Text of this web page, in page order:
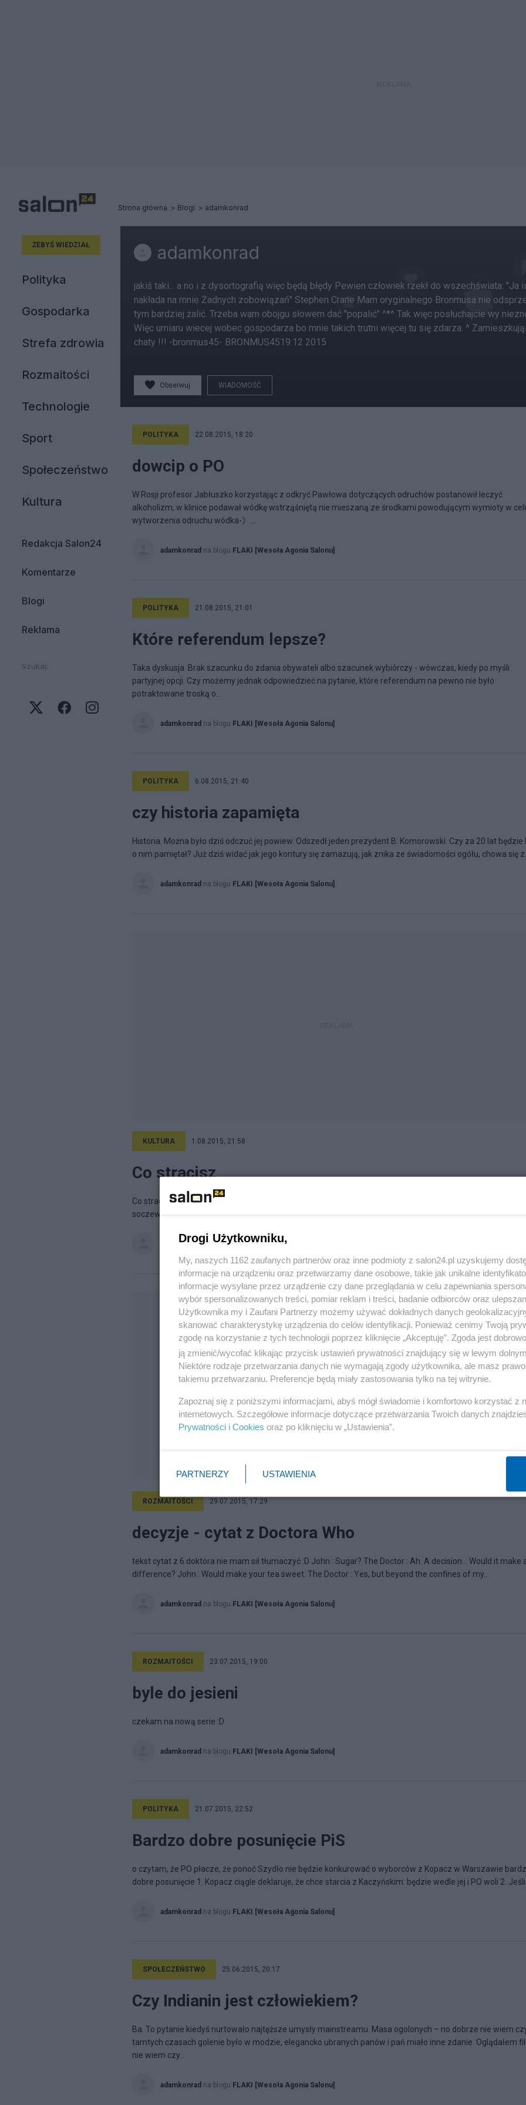
Strona główna Blogi adamkonrad
ŻEBYŚ WIEDZIAŁ
Polityka
Gospodarka
Strefa zdrowia
Rozmaitości
Technologie
Sport
Społeczeństwo
Kultura
Redakcja Salon24
Komentarze
Blogi
Reklama
Szukaj:
adamkonrad
jakiś taki... a no i z dysortografią więc będą błędy Pewien człowiek rzekł do wszechświata:
nakłada na mnie Żadnych zobowiązań" Stephen Crane Mam oryginalnego Bronmusa nie
tym bardziej żalić. Trzeba wam obojgu słowem dać "popalić" ^*^ Tak więc posłuchajcie wy
Więc umiaru wiecej wobec gospodarza bo mnie takich trutni więcej tu się zdarza. ^
chaty !!! -bronmus45- BRONMUS4519:12 2015
Obserwuj WIADOMOŚĆ
POLITYKA 22.08.2015, 18:20
dowcip o PO
W Rosji profesor Jabłuszko korzystając z odkryć Pawłowa dotyczących odruchów postanowił leczyć
alkoholizm, w klinice podawał wódkę wstrząśniętą nie mieszaną ze środkami powodującym wymioty w
wytworzenia odruchu wódka-》...
adamkonrad na blogu FLAKI [Wesoła Agonia Salonu]
POLITYKA 21.08.2015, 21:01
Które referendum lepsze?
Taka dyskusja. Brak szacunku do zdania obywateli albo szacunek wybiórczy - wówczas, kiedy po myśli
partyjnej opcji. Czy możemy jednak odpowiedzieć na pytanie, które referendum na pewno nie było
potraktowane troską o...
adamkonrad na blogu FLAKI [Wesoła Agonia Salonu]
POLITYKA 6.08.2015, 21:40
czy historia zapamięta
Historia. Można było dziś odczuć jej powiew. Odszedł jeden prezydent B. Komorowski. Czy za 20 lat będzie
o nim pamiętał? Już dziś widać jak jego kontury się zamazują, jak znika ze świadomości ogółu, chowa się z...
adamkonrad na blogu FLAKI [Wesoła Agonia Salonu]
KULTURA 1.08.2015, 21:58
Co stracisz
Co stracisz? . Krew Oddech Skurcz mięśnia Tajemnice, co czekają Czystość, dobry smak, wino, togę
soczewki szlifowane Nie obdarzysz ani obdarowany nie zostaniesz I pustkę i pełnię, co na przemian...
adamkonrad na blogu FLAKI [Wesoła Agonia Salonu]
ROZMAITOŚCI 29.07.2015, 17:29
decyzje - cytat z Doctora Who
tekst cytat z 6 doktora nie mam sił tłumaczyć :D John : Sugar? The Doctor : Ah. A decision... Would it make
difference? John : Would make your tea sweet. The Doctor : Yes, but beyond the confines of my...
adamkonrad na blogu FLAKI [Wesoła Agonia Salonu]
ROZMAITOŚCI 23.07.2015, 19:00
byle do jesieni
czekam na nową serie :D
adamkonrad na blogu FLAKI [Wesoła Agonia Salonu]
POLITYKA 21.07.2015, 22:52
Bardzo dobre posunięcie PiS
o czytam, że PO płacze, że ponoć Szydło nie będzie konkurować o wyborców z Kopacz w Warszawie
dobre posunięcie 1. Kopacz ciągle deklaruje, że chce starcia z Kaczyńskim: będzie wedle jej i PO woli 2. Jeśli...
adamkonrad na blogu FLAKI [Wesoła Agonia Salonu]
SPOŁECZEŃSTWO 25.06.2015, 20:17
Czy Indianin jest człowiekiem?
Ba. To pytanie kiedyś nurtowało najtęższe umysły mainstreamu. Masa ogolonych – no dobrze nie wiem
tamtych czasach golenie było w modzie, elegancko ubranych panów i pań miało inne zdanie. Oglądałem
nie wiem czy...
adamkonrad na blogu FLAKI [Wesoła Agonia Salonu]
Drogi Użytkowniku,
My, naszych 1162 zaufanych partnerów oraz inne podmioty z salon24.pl uzyskujemy
informacje na urządzeniu oraz przetwarzamy dane osobowe, takie jak unikalne
informacje wysyłane przez urządzenie czy dane przeglądania w celu zapewniania
wybór spersonalizowanych treści, pomiar reklam i treści, badanie odbiorców oraz
Użytkownika my i Zaufani Partnerzy możemy używać dokładnych danych
skanować charakterystykę urządzenia do celów identyfikacji. Ponieważ cenimy Twoją
zgodę na korzystanie z tych technologii poprzez kliknięcie „Akceptuję”. Zgoda jest
ją zmienić/wycofać klikając przycisk ustawień prywatności znajdujący się w lewym
Niektóre rodzaje przetwarzania danych nie wymagają zgody użytkownika, ale masz
takiemu przetwarzaniu. Preferencje będą miały zastosowania tylko na tej witrynie.
Zapoznaj się z poniższymi informacjami, abyś mógł świadomie i komfortowo korzystać z
internetowych. Szczegółowe informacje dotyczące przetwarzania Twoich danych
Prywatności i Cookies oraz po kliknięciu w „Ustawienia”.
PARTNERZY USTAWIENIA